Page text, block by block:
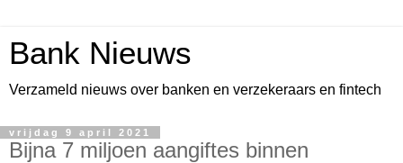
Bank Nieuws
Verzameld nieuws over banken en verzekeraars en fintech
vrijdag 9 april 2021
Bijna 7 miljoen aangiftes binnen